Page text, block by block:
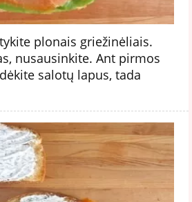
plonais griežinėliais.
nusausinkite. Ant pirmos
salotų lapus, tada